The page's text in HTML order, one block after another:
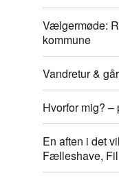
Vælgermøde:
kommune
Vandretur &
Hvorfor mig?
En aften i det
Fælleshave,